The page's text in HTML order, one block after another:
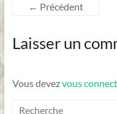
← Précédent
Laisser un
Vous devezvous